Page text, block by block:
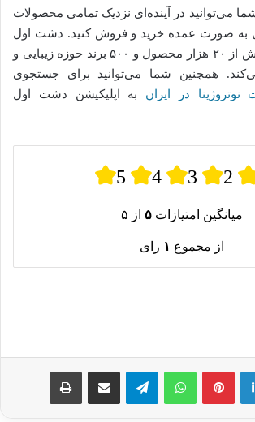
می‌توانید در آینده‌ای نزدیک تمامی محصولات
به صورت عمده خرید و فروش کنید. دشت اول
در حال حاضر در بیش از ۲۰ هزار محصول و ۵۰۰ برند حوزه زیبایی و
. همچنین شما می‌توانید برای جستجوی
در ایران به اپلیکیشن دشت اول
5 4 3 2
میانگین امتیازات ۵ از ۵
از مجموع ۱ رای
لینکدین پینترستواتس آپ تلگرام اشتراک گذاری از طریق ایمیل چاپ